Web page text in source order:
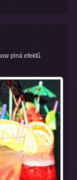
plná efektů.